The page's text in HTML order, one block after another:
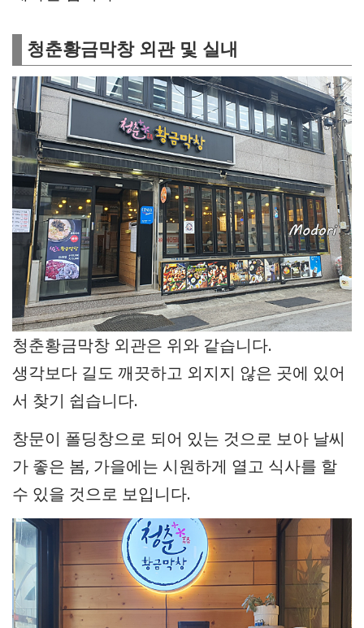
청춘황금막창 외관 및 실내
청춘황금막창 외관은 위와 같습니다.
생각보다 길도 깨끗하고 외지지 않은 곳에 있어
서 찾기 쉽습니다.
창문이 폴딩창으로 되어 있는 것으로 보아 날씨
가 좋은 봄, 가을에는 시원하게 열고 식사를 할
수 있을 것으로 보입니다.